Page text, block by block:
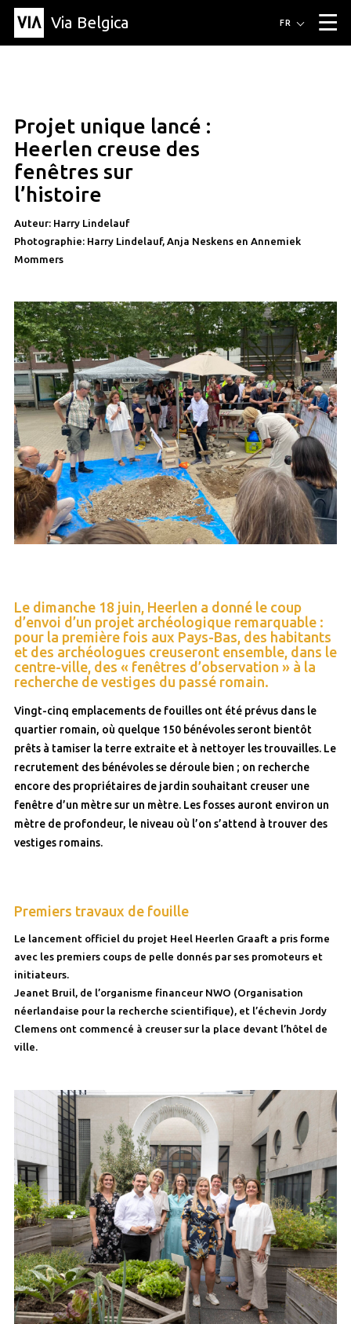
Via Belgica ▼
Article
Éducation
Recette
Amis
À propos de Via Belgica
À propos de via belgica
Organisation
FR
Projet unique lancé :
Heerlen creuse des
fenêtres sur
l’histoire
Auteur: Harry Lindelauf
Photographie: Harry Lindelauf, Anja Neskens en Annemiek
Mommers
Le dimanche 18 juin, Heerlen a donné le coup
d’envoi d’un projet archéologique remarquable :
pour la première fois aux Pays-Bas, des habitants
et des archéologues creuseront ensemble, dans le
centre-ville, des « fenêtres d’observation » à la
recherche de vestiges du passé romain.
Vingt-cinq emplacements de fouilles ont été prévus dans le
quartier romain, où quelque 150 bénévoles seront bientôt
prêts à tamiser la terre extraite et à nettoyer les trouvailles. Le
recrutement des bénévoles se déroule bien ; on recherche
encore des propriétaires de jardin souhaitant creuser une
fenêtre d’un mètre sur un mètre. Les fosses auront environ un
mètre de profondeur, le niveau où l’on s’attend à trouver des
vestiges romains.
Premiers travaux de fouille
Le lancement officiel du projet Heel Heerlen Graaft a pris forme
avec les premiers coups de pelle donnés par ses promoteurs et
initiateurs.
Jeanet Bruil, de l’organisme financeur NWO (Organisation
néerlandaise pour la recherche scientifique), et l’échevin Jordy
Clemens ont commencé à creuser sur la place devant l’hôtel de
ville.